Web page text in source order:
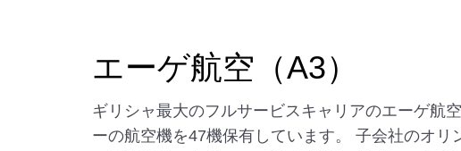
エーゲ航空（A3）
ギリシャ最大のフルサービスキャリアのエーゲ航
ーの航空機を47機保有しています。 子会社のオリ